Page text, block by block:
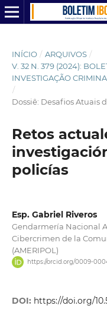
INÍCIO / ARQUIVOS /
V. 32 N. 379 (2024):
INVESTIGAÇÃO
/
Dossiê: Desafios Atuais
Retos
policías
Esp. Gabriel Riveros
Gendarmería Nacional
Cibercrimen de la
(AMERIPOL)
https://orcid.org/0009-
DOI: https://doi.org/